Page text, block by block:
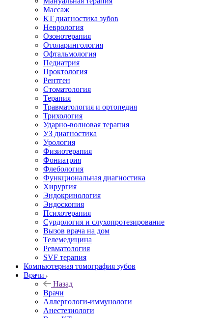
Массаж
КТ диагностика зубов
Неврология
Озонотерапия
Отоларингология
Офтальмология
Педиатрия
Проктология
Рентген
Стоматология
Терапия
Травматология и ортопедия
Трихология
Ударно-волновая терапия
УЗ диагностика
Урология
Физиотерапия
Фониатрия
Флебология
Функциональная диагностика
Хирургия
Эндокринология
Эндоскопия
Психотерапия
Сурдология и слухопротезирование
Вызов врача на дом
Телемедицина
Ревматология
SVF терапия
Компьютерная томография зубов
Врачи
Назад
Врачи
Аллергологи-иммунологи
Анестезиологи